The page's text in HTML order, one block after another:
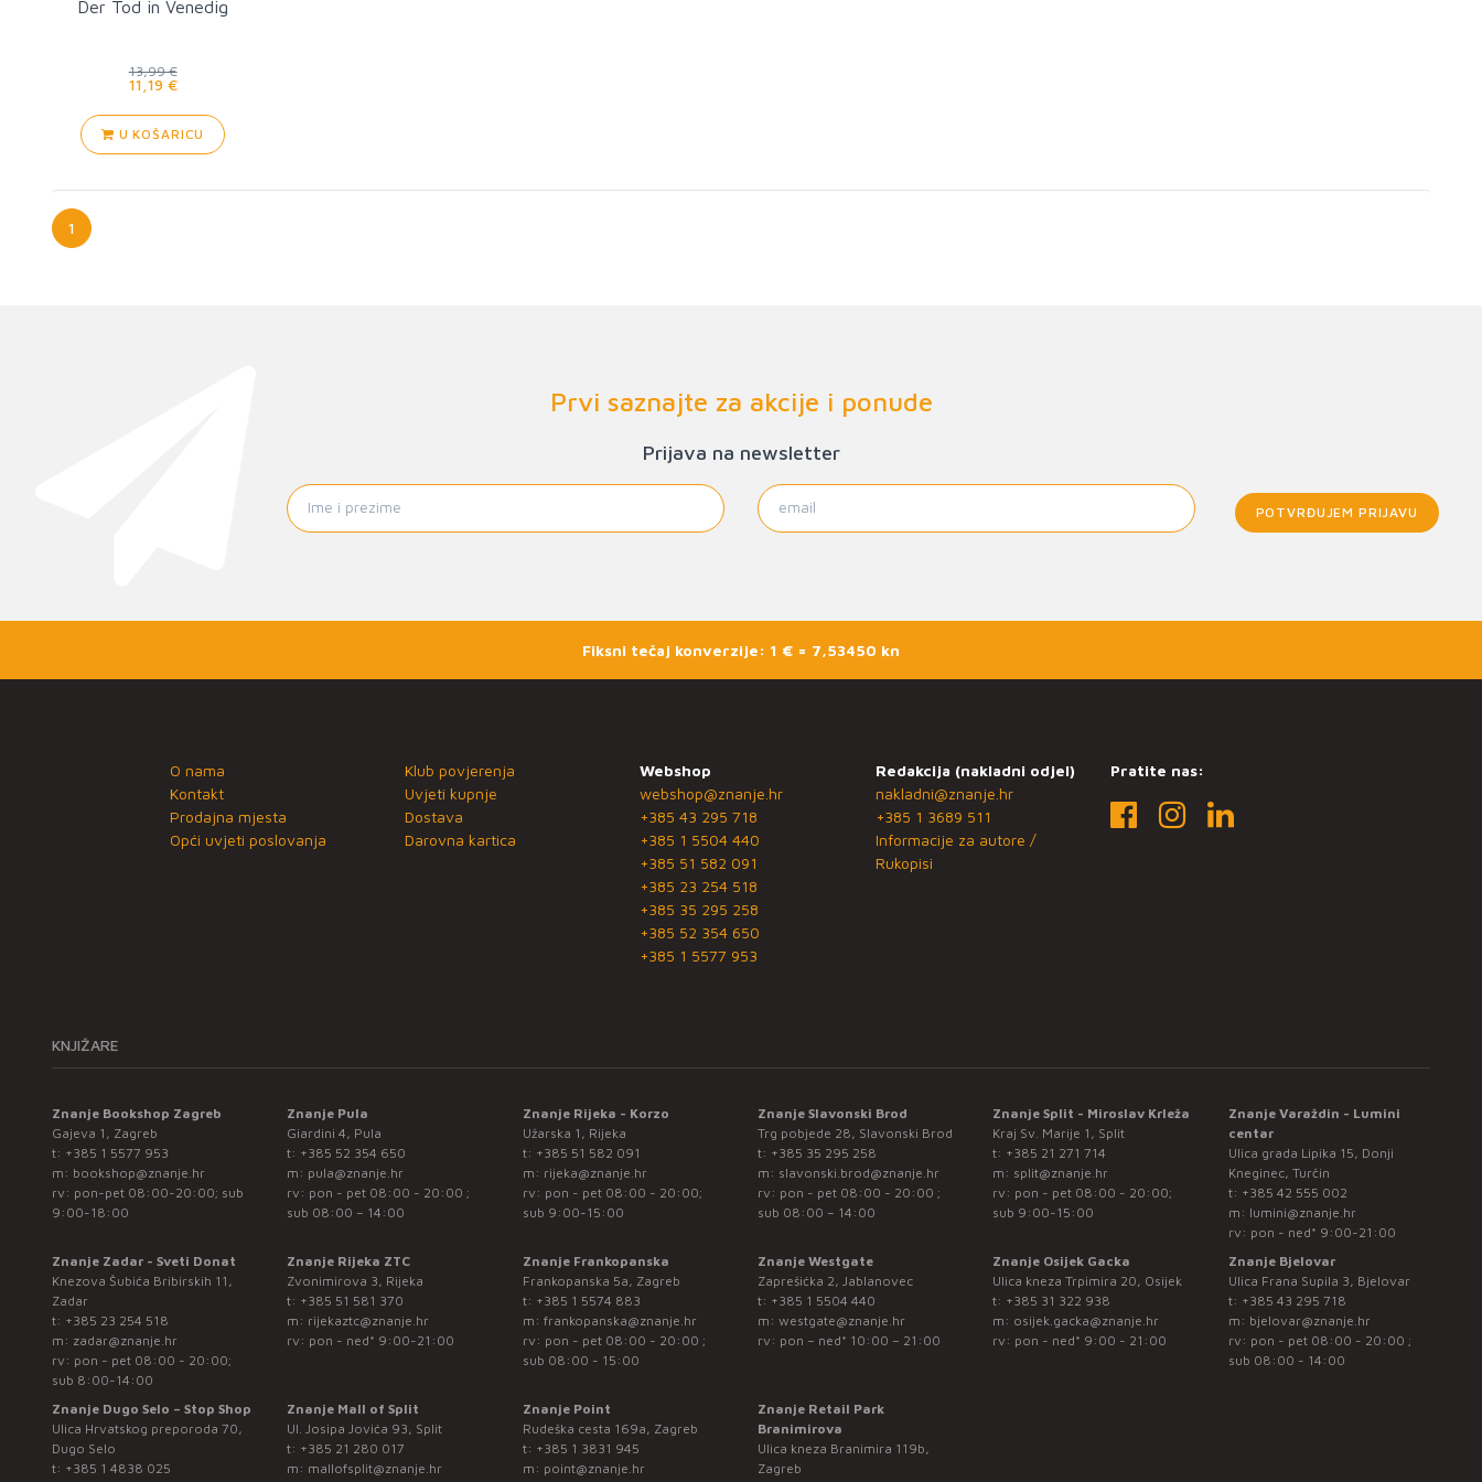
Der Tod in Venedig
13,99 €
11,19 €
U KOŠARICU
1
Prvi saznajte za akcije i ponude
Prijava na newsletter
POTVRĐUJEM PRIJAVU
Fiksni tečaj konverzije: 1 € = 7,53450 kn
O nama
Kontakt
Prodajna mjesta
Opći uvjeti poslovanja
Klub povjerenja
Uvjeti kupnje
Dostava
Darovna kartica
Webshop
webshop@znanje.hr
+385 43 295 718
+385 1 5504 440
+385 51 582 091
+385 23 254 518
+385 35 295 258
+385 52 354 650
+385 1 5577 953
Redakcija (nakladni odjel)
nakladni@znanje.hr
+385 1 3689 511
Informacije za autore /
Rukopisi
Pratite nas:
KNJIŽARE
Znanje Bookshop Zagreb
Gajeva 1, Zagreb
t: +385 1 5577 953
m: bookshop@znanje.hr
rv: pon-pet 08:00-20:00; sub
9:00-18:00
Znanje Pula
Giardini 4, Pula
t: +385 52 354 650
m: pula@znanje.hr
rv: pon - pet 08:00 - 20:00 ;
sub 08:00 – 14:00
Znanje Rijeka - Korzo
Užarska 1, Rijeka
t: +385 51 582 091
m: rijeka@znanje.hr
rv: pon - pet 08:00 - 20:00;
sub 9:00-15:00
Znanje Slavonski Brod
Trg pobjede 28, Slavonski Brod
t: +385 35 295 258
m: slavonski.brod@znanje.hr
rv: pon - pet 08:00 - 20:00 ;
sub 08:00 – 14:00
Znanje Split - Miroslav Krleža
Kraj Sv. Marije 1, Split
t: +385 21 271 714
m: split@znanje.hr
rv: pon - pet 08:00 - 20:00;
sub 9:00-15:00
Znanje Varaždin - Lumini
centar
Ulica grada Lipika 15, Donji
Kneginec, Turčin
t: +385 42 555 002
m: lumini@znanje.hr
rv: pon - ned* 9:00-21:00
Znanje Zadar - Sveti Donat
Knezova Šubića Bribirskih 11,
Zadar
t: +385 23 254 518
m: zadar@znanje.hr
rv: pon - pet 08:00 - 20:00;
sub 8:00-14:00
Znanje Rijeka ZTC
Zvonimirova 3, Rijeka
t: +385 51 581 370
m: rijekaztc@znanje.hr
rv: pon - ned* 9:00-21:00
Znanje Frankopanska
Frankopanska 5a, Zagreb
t: +385 1 5574 883
m: frankopanska@znanje.hr
rv: pon - pet 08:00 - 20:00 ;
sub 08:00 - 15:00
Znanje Westgate
Zaprešićka 2, Jablanovec
t: +385 1 5504 440
m: westgate@znanje.hr
rv: pon – ned* 10:00 – 21:00
Znanje Osijek Gacka
Ulica kneza Trpimira 20, Osijek
t: +385 31 322 938
m: osijek.gacka@znanje.hr
rv: pon - ned* 9:00 - 21:00
Znanje Bjelovar
Ulica Frana Supila 3, Bjelovar
t: +385 43 295 718
m: bjelovar@znanje.hr
rv: pon - pet 08:00 - 20:00 ;
sub 08:00 - 14:00
Znanje Dugo Selo – Stop Shop
Ulica Hrvatskog preporoda 70,
Dugo Selo
t: +385 1 4838 025
Znanje Mall of Split
Ul. Josipa Jovića 93, Split
t: +385 21 280 017
m: mallofsplit@znanje.hr
Znanje Point
Rudeška cesta 169a, Zagreb
t: +385 1 3831 945
m: point@znanje.hr
Znanje Retail Park
Branimirova
Ulica kneza Branimira 119b,
Zagreb